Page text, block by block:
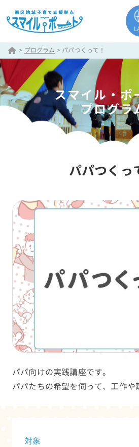
> プログラム > パパつくって！
スマイル・ポ
プログラ
パパつくっ
パパ向けの実践講座です。
パパたちの希望を伺って、工作や
対象